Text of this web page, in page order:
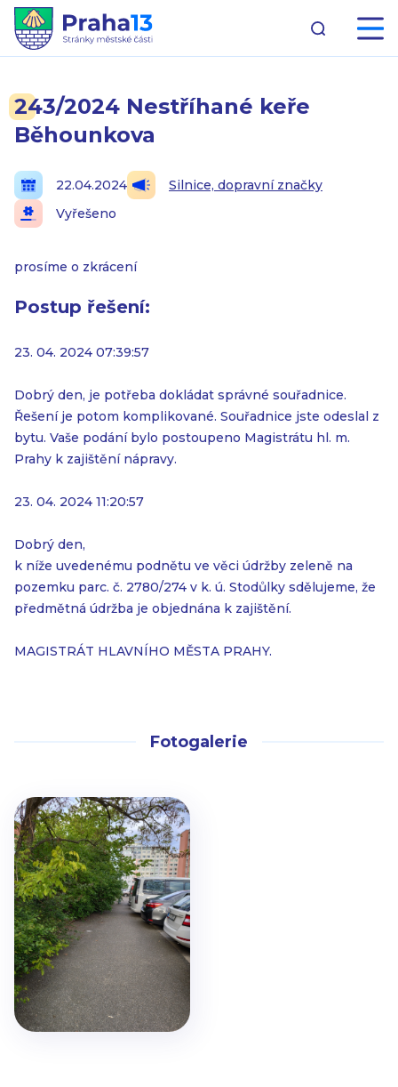
243/2024 Nestříhané keře
Běhounkova
22.04.2024
Silnice, dopravní značky
Vyřešeno
prosíme o zkrácení
Postup řešení:
23. 04. 2024 07:39:57
Dobrý den, je potřeba dokládat správné souřadnice.
Řešení je potom komplikované. Souřadnice jste odeslal z
bytu. Vaše podání bylo postoupeno Magistrátu hl. m.
Prahy k zajištění nápravy.
23. 04. 2024 11:20:57
Dobrý den,
k níže uvedenému podnětu ve věci údržby zeleně na
pozemku parc. č. 2780/274 v k. ú. Stodůlky sdělujeme, že
předmětná údržba je objednána k zajištění.
MAGISTRÁT HLAVNÍHO MĚSTA PRAHY.
Fotogalerie